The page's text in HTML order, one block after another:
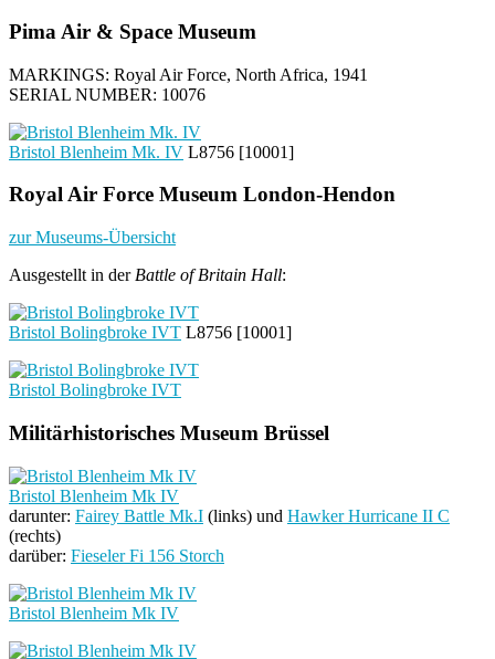
Pima Air & Space Museum
MARKINGS: Royal Air Force, North Africa, 1941
SERIAL NUMBER: 10076
Bristol Blenheim Mk. IV L8756 [10001]
Royal Air Force Museum London-Hendon
zur Museums-Übersicht
Ausgestellt in der Battle of Britain Hall:
Bristol Bolingbroke IVT L8756 [10001]
Bristol Bolingbroke IVT
Militärhistorisches Museum Brüssel
Bristol Blenheim Mk IV
darunter: Fairey Battle Mk.I (links) und Hawker Hurricane II C
(rechts)
darüber: Fieseler Fi 156 Storch
Bristol Blenheim Mk IV